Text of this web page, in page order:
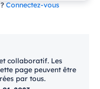
Connectez-vous
collaboratif. Les
page peuvent être
par tous.